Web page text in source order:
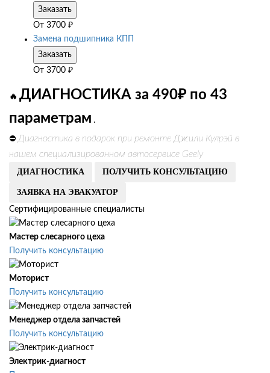
Заказать
От 3700 ₽
Замена подшипника КПП
Заказать
От 3700 ₽
🔥 ДИАГНОСТИКА за 490₽ по 43
параметрам .
⛔ Диагностика в подарок при ремонте Джили Кулрэй в
нашем специализированном автосервисе Geely
ДИАГНОСТИКА ПОЛУЧИТЬ КОНСУЛЬТАЦИЮ
ЗАЯВКА НА ЭВАКУАТОР
Сертифицированные специалисты
Мастер слесарного цеха
Получить консультацию
Моторист
Получить консультацию
Менеджер отдела запчастей
Получить консультацию
Электрик-диагност